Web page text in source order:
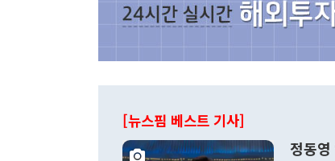
[뉴스핌 베스트 기사]
정동